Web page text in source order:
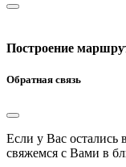
Построение
Обратная связь
Если у Вас
свяжемся с Вами в